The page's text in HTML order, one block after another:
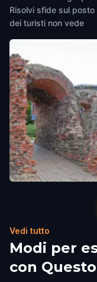
Risolvi sfide sul
dei turisti non vede
Vedi tutto
Modi per
con Questo